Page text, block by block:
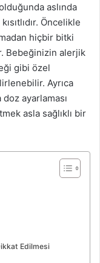
aslında
Öncelikle
hiçbir bitki
Bebeğinizin alerjik
gibi özel
Ayrıca
ayarlaması
asla sağlıklı bir
Edilmesi